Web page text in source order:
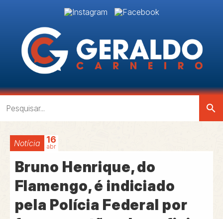
search
Notícia 16
abr
Bruno Henrique, do
Flamengo, é indiciado
pela Polícia Federal por